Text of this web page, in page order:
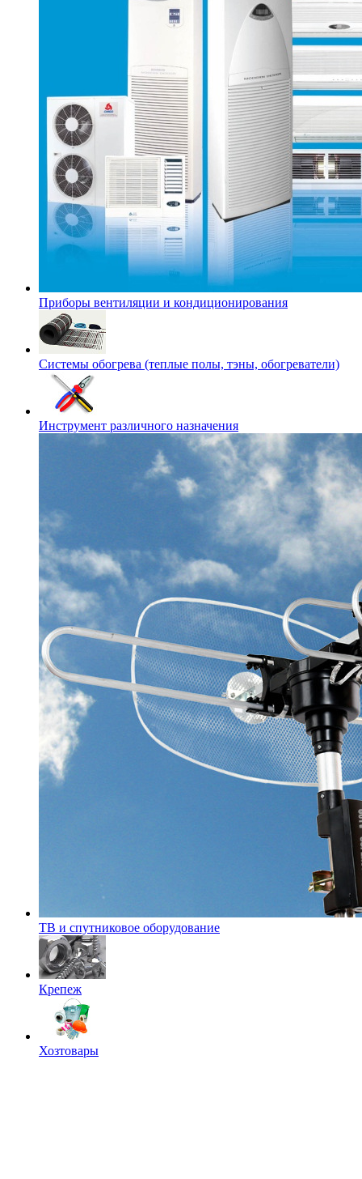
Приборы вентиляции и кондиционирования
Системы обогрева (теплые полы, тэны, обогреватели)
Инструмент различного назначения
ТВ и спутниковое оборудование
Крепеж
Хозтовары